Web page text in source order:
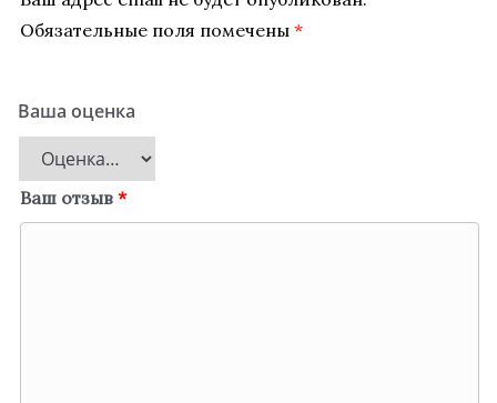
Обязательные поля помечены *
Ваша оценка
Ваш отзыв *